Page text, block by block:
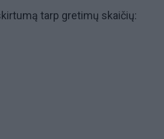
tarp gretimų skaičių: